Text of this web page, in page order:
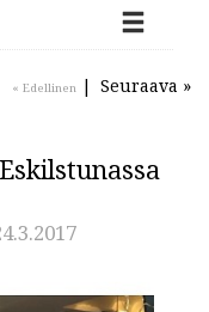
« Edellinen Seuraava »